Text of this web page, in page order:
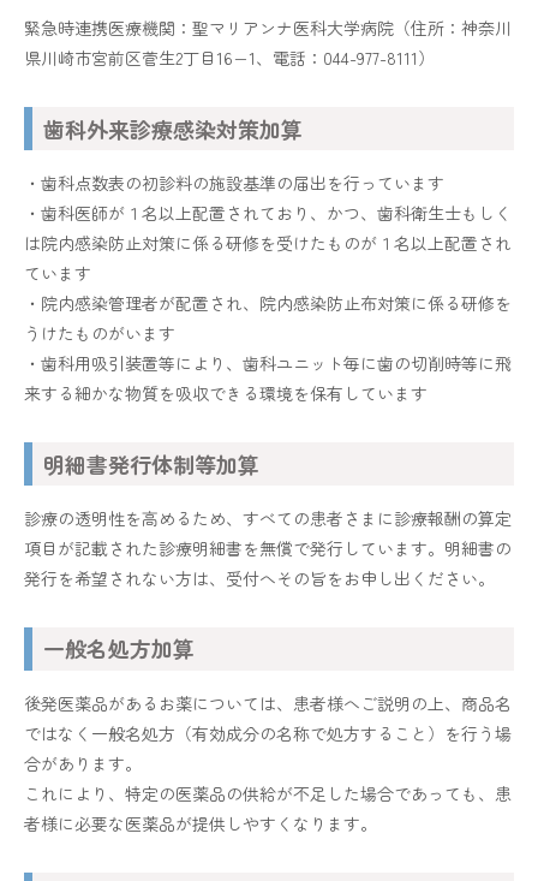
緊急時連携医療機関：聖マリアンナ医科大学病院（住所：神奈川
県川崎市宮前区菅生2丁目16−1、電話：044-977-8111）
歯科外来診療感染対策加算
・歯科点数表の初診料の施設基準の届出を行っています
・歯科医師が１名以上配置されており、かつ、歯科衛生士もしく
は院内感染防止対策に係る研修を受けたものが１名以上配置され
ています
・院内感染管理者が配置され、院内感染防止布対策に係る研修を
うけたものがいます
・歯科用吸引装置等により、歯科ユニット毎に歯の切削時等に飛
来する細かな物質を吸収できる環境を保有しています
明細書発行体制等加算
診療の透明性を高めるため、すべての患者さまに診療報酬の算定
項目が記載された診療明細書を無償で発行しています。明細書の
発行を希望されない方は、受付へその旨をお申し出ください。
一般名処方加算
後発医薬品があるお薬については、患者様へご説明の上、商品名
ではなく一般名処方（有効成分の名称で処方すること）を行う場
合があります。
これにより、特定の医薬品の供給が不足した場合であっても、患
者様に必要な医薬品が提供しやすくなります。